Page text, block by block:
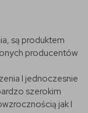
są produktem
producentów
I jednoczesnie
szerokim
jak I